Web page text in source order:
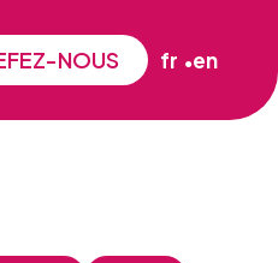
NOUS fr en